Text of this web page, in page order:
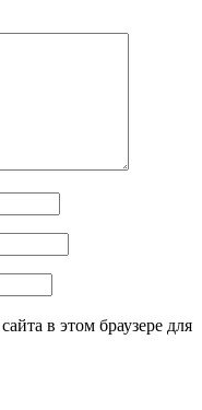
в этом браузере для